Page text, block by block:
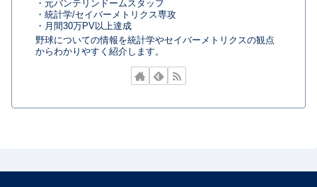
・元バンテリンドームスタッフ
・統計学/セイバーメトリクス専攻
・月間30万PV以上達成
野球についての情報を統計学やセイバーメトリクスの観点
からわかりやすく紹介します。